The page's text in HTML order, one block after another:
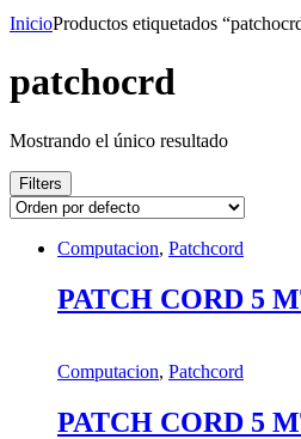
InicioProductos etiquetados
patchocrd
Mostrando el único resultado
Filters
Computacion, Patchcord
PATCH CORD 5
Computacion, Patchcord
PATCH CORD 5